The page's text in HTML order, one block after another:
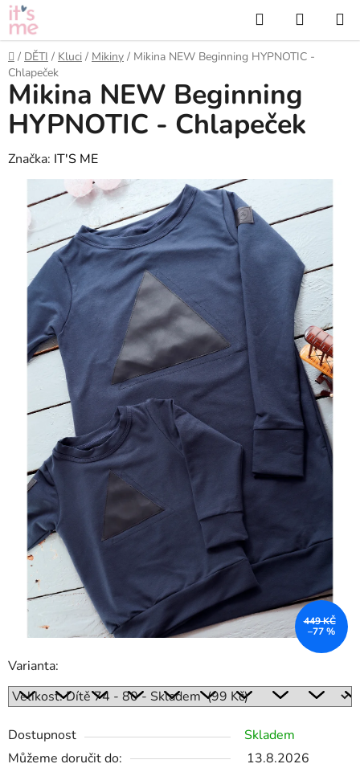
Přejít
na
obsah
Hledat
KOŠÍK
Domů
/ DĚTI / Kluci / Mikiny / Mikina NEW Beginning HYPNOTIC -
Chlapeček
Varianta:
Dostupnost
Skladem
Můžeme doručit do:
13.8.2026
Mikina NEW Beginning
HYPNOTIC - Chlapeček
Značka: IT'S ME
449 KČ
–77 %